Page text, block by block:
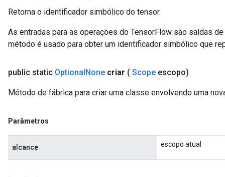
Retorna o identificador simbólico do tensor.
As entradas para as operações do TensorFlow são saídas
método é usado para obter um identificador simbólico que
public static OptionalNone criar ( Scope escopo)
Método de fábrica para criar uma classe envolvendo uma
Parâmetros
alcance escopo atual